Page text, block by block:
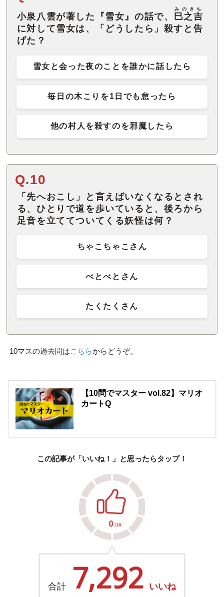
小泉八雲が著した『雪女』の話で、 巳之吉
みのきち
に対して雪女は、「どうしたら」殺すと告
げた？
雪女と会った夜のことを誰かに話したら
毎日の木こりを1日でも怠ったら
他の村人を殺すのを邪魔したら
Q.10
「先へおこし」と言えばいなくなるとされ
る、ひとりで道を歩いていると、後ろから
足音を立ててついてくる妖怪は何？
ちゃこちゃこさん
べとべとさん
たくたくさん
10マスの過去問はこちらからどうぞ。
【10問でマスター vol.82】マリオ
カートQ
この記事が「いいね！」と思ったらタップ！
合計 7,292 いいね